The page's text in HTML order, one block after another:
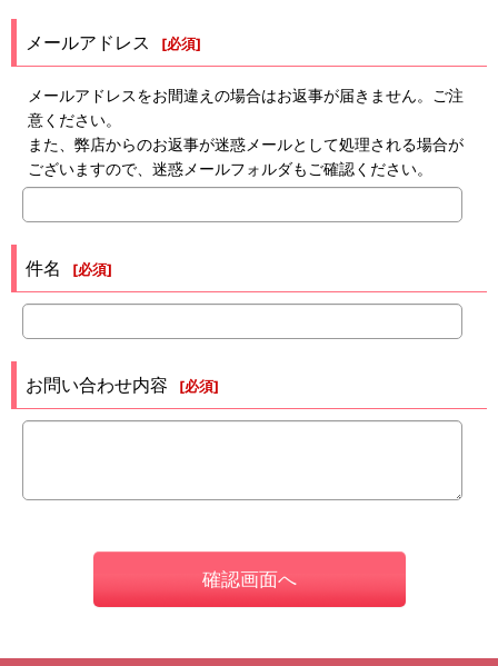
メールアドレス [必須]
メールアドレスをお間違えの場合はお返事が届きません。ご注
意ください。
また、弊店からのお返事が迷惑メールとして処理される場合が
ございますので、迷惑メールフォルダもご確認ください。
件名 [必須]
お問い合わせ内容 [必須]
確認画面へ